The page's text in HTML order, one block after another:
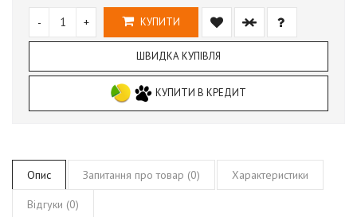
- + КУПИТИ
ШВИДКА КУПІВЛЯ
КУПИТИ В КРЕДИТ
Опис Запитання про товар (0) Характеристики
Відгуки (0)